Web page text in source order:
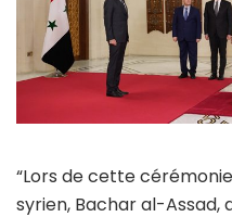
“Lors de cette
syrien, Bachar al-Assad,